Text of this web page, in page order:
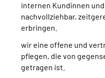
internen Kundinnen
nachvollziehbar,
erbringen.
wir eine offene und
pflegen, die von
getragen ist.